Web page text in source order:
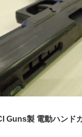
Guns製 電動ハンド